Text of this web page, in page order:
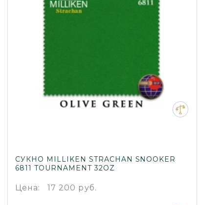
СУКНО MILLIKEN STRACHAN SNOOKER
6811 TOURNAMENT 32OZ
Цена: 17 200 руб.